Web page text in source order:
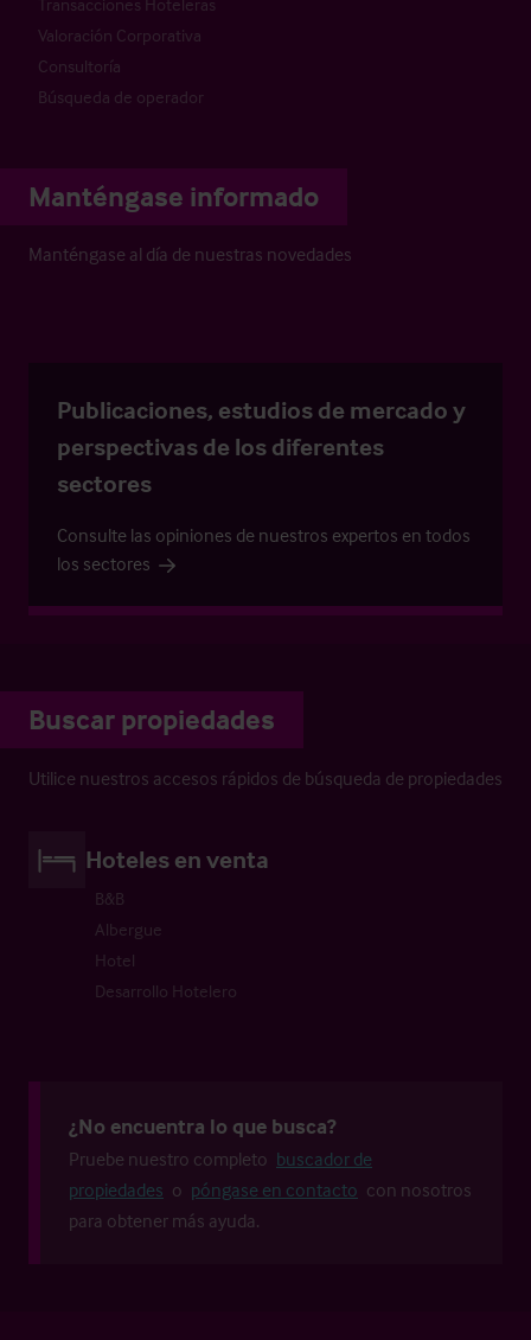
Valoración Corporativa
Consultoría
Búsqueda de operador
Manténgase informado
Manténgase al día de nuestras novedades
Publicaciones, estudios de mercado y
perspectivas de los diferentes
sectores
Consulte las opiniones de nuestros expertos en todos
los sectores
Buscar propiedades
Utilice nuestros accesos rápidos de búsqueda de propiedades
Hoteles en venta
B&B
Albergue
Hotel
Desarrollo Hotelero
¿No encuentra lo que busca?
Pruebe nuestro completo buscador de
propiedades o póngase en contacto con nosotros
para obtener más ayuda.